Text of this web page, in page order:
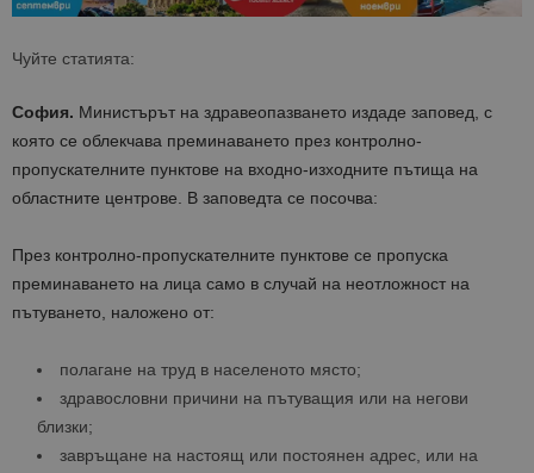
Чуйте статията:
София. Министърът на здравеопазването издаде заповед, с
която се облекчава преминаването през контролно-
пропускателните пунктове на входно-изходните пътища на
областните центрове. В заповедта се посочва:
През контролно-пропускателните пунктове се пропуска
преминаването на лица само в случай на неотложност на
пътуването, наложено от:
полагане на труд в населеното място;
здравословни причини на пътуващия или на негови
близки;
завръщане на настоящ или постоянен адрес, или на